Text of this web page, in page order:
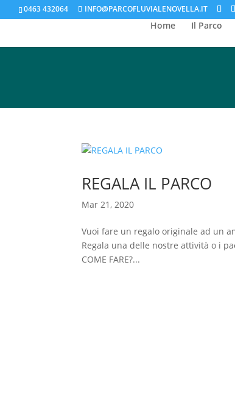
0463 432064 INFO@PARCOFLUVIALENOVELLA.IT
Home Il Parco
REGALA IL PARCO
Mar 21, 2020
Vuoi fare un regalo originale ad un
Regala una delle nostre attività o i
COME FARE?...